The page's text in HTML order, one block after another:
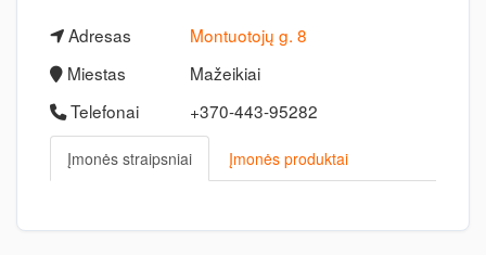
Adresas
Montuotojų g. 8
Miestas
Mažeikiai
Telefonai
+370-443-95282
Įmonės straipsniai Įmonės produktai